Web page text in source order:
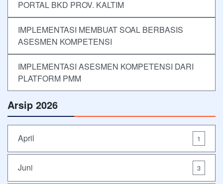
PORTAL BKD PROV. KALTIM
IMPLEMENTASI MEMBUAT SOAL BERBASIS
ASESMEN KOMPETENSI
IMPLEMENTASI ASESMEN KOMPETENSI DARI
PLATFORM PMM
Arsip 2026
April 1
Juni 3